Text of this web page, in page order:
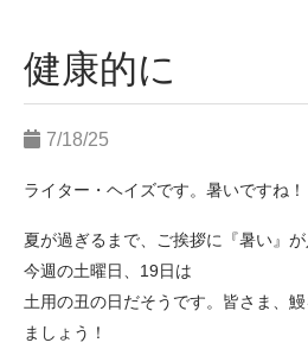
健康的に
7/18/25
ライター・ヘイズです。暑いですね！
夏が過ぎるまで、ご挨拶に『暑い』
今週の土曜日、19日は
土用の丑の日だそうです。皆さま、
ましょう！